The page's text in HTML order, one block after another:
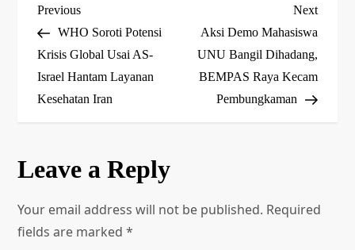
P
o
s
v
Previous
Post
Previous
WHO Soroti Potensi
Krisis Global Usai AS-
Israel Hantam Layanan
Kesehatan Iran
Next
Post
Next
Aksi Demo Mahasiswa
UNU Bangil Dihadang,
BEMPAS Raya Kecam
Pembungkaman
Leave a Reply
Your email address will not be published. Required
fields are marked*